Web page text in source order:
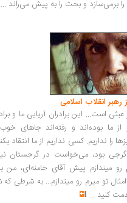
و بحث را به پیش می‌راند ...
اسلامی
این برادران آریایی ما و برادران
و رفته‌اند جاهای خوب دنیا
کسی نداریم از ما انتقاد بکند...
می‌خواست در گرجستان نیز
پیش آقای خامنه‌ای، من برای
میرم رو میندازم... به شرطی که شماها
...